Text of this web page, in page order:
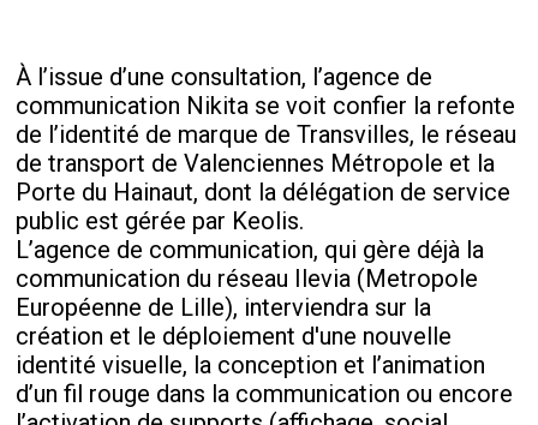
À l’issue d’une consultation, l’agence de
communication Nikita se voit confier la refonte
de l’identité de marque de Transvilles, le réseau
de transport de Valenciennes Métropole et la
Porte du Hainaut, dont la délégation de service
public est gérée par Keolis.
L’agence de communication, qui gère déjà la
communication du réseau Ilevia (Metropole
Européenne de Lille), interviendra sur la
création et le déploiement d'une nouvelle
identité visuelle, la conception et l’animation
d’un fil rouge dans la communication ou encore